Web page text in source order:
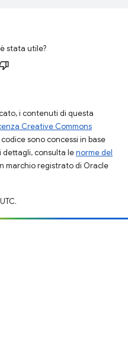
stata utile?
i contenuti di questa
Creative Commons
sono concessi in base
dettagli, consulta lenorme del
marchio registrato di Oracle